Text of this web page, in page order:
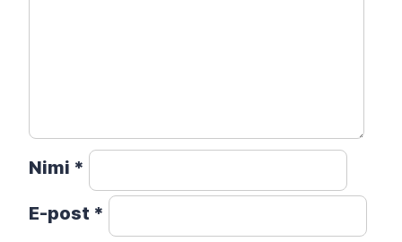
Nimi *
E-post *